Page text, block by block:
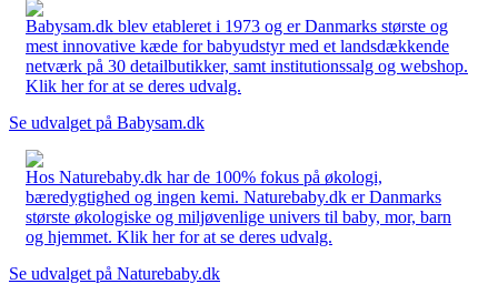
Babysam.dk blev etableret i 1973 og er Danmarks største og
mest innovative kæde for babyudstyr med et landsdækkende
netværk på 30 detailbutikker, samt institutionssalg og webshop.
Klik her for at se deres udvalg.
Se udvalget på Babysam.dk
Hos Naturebaby.dk har de 100% fokus på økologi,
bæredygtighed og ingen kemi. Naturebaby.dk er Danmarks
største økologiske og miljøvenlige univers til baby, mor, barn
og hjemmet. Klik her for at se deres udvalg.
Se udvalget på Naturebaby.dk